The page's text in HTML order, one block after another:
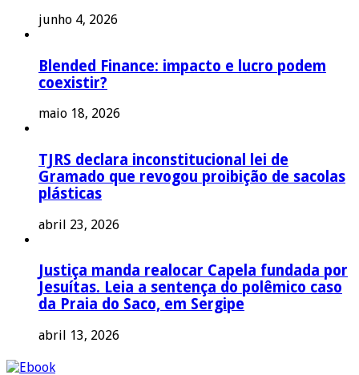
junho 4, 2026
Blended Finance: impacto e lucro podem
coexistir?
maio 18, 2026
TJRS declara inconstitucional lei de
Gramado que revogou proibição de sacolas
plásticas
abril 23, 2026
Justiça manda realocar Capela fundada por
Jesuítas. Leia a sentença do polêmico caso
da Praia do Saco, em Sergipe
abril 13, 2026